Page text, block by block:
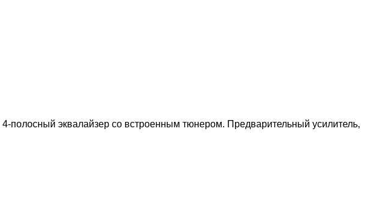
полосный эквалайзер со встроенным тюнером. Предварительный усилитель,